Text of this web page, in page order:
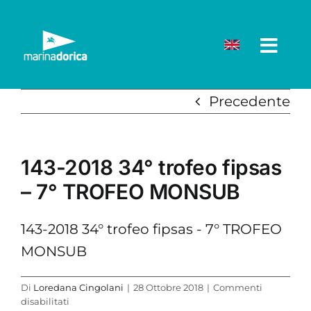
contenuto
Precedente
143-2018 34° trofeo fipsas
– 7° TROFEO MONSUB
143-2018 34° trofeo fipsas - 7° TROFEO
MONSUB
Di Loredana Cingolani | 28 Ottobre 2018 | Commenti
disabilitati